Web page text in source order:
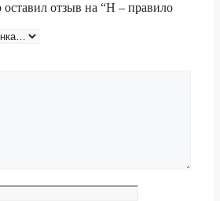
оставил отзыв на “H – правило